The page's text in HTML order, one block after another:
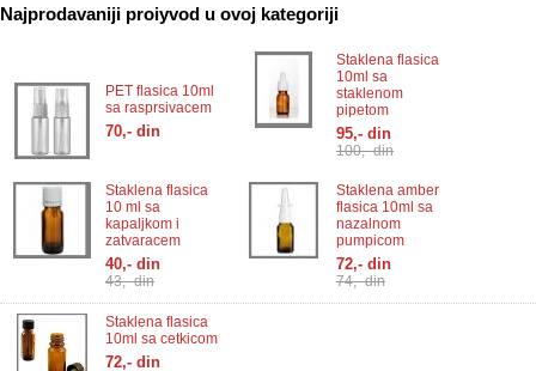
Ambalaza za licnu i industrijsku
upotrebu.
Najprodavaniji proiyvod u ovoj kategoriji
PET flasica 10ml
sa rasprsivacem
70,- din
Staklena flasica
10ml sa
staklenom
pipetom
95,- din
100,- din
Staklena flasica
10 ml sa
kapaljkom i
zatvaracem
40,- din
43,- din
Staklena amber
flasica 10ml sa
nazalnom
pumpicom
72,- din
74,- din
Staklena flasica
10ml sa cetkicom
72,- din